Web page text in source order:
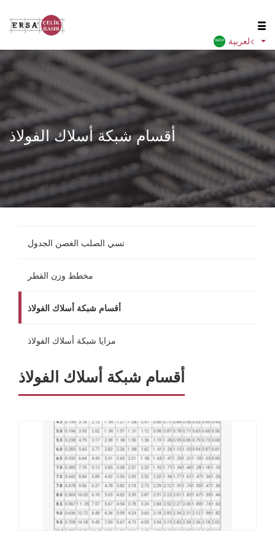
لعربية<
أقسام شبكة أسلاك الفولاذ
تسي الصلب الغصن الجدول
مخطط وزن القطر
أقسام شبكة أسلاك الفولاذ
مزايا شبكة أسلاك الفولاذ
أقسام شبكة أسلاك الفولاذ